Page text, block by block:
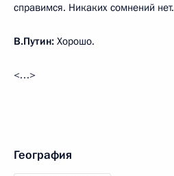
справимся. Никаких сомнений нет.
В.Путин: Хорошо.
<…>
География